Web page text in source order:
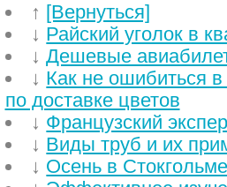
↑ [Вернуться]
↓ Райский уголок в
↓Дешевые
↓ Как не ошибиться
по доставке цветов
↓ Французский
↓ Виды труб и их
↓ Осень в